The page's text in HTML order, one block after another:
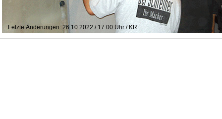
Letzte Änderungen: 26.10.2022 / 17.00 Uhr / KR